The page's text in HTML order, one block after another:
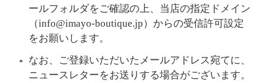
ールフォルダをご確認の上、当店の指定ドメイン
（info@imayo-boutique.jp）からの受信許可設定
をお願いします。
なお、ご登録いただいたメールアドレス宛てに、
ニュースレターをお送りする場合がございます。